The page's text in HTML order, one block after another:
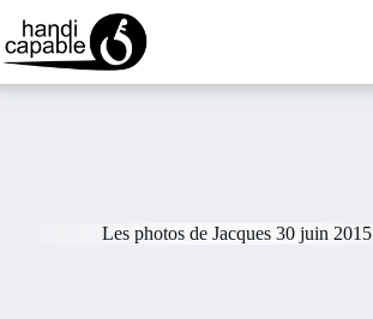
Les photos de Jacques 30 juin 2015